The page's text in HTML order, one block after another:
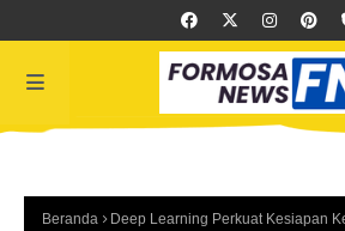
Beranda
Deep Learning Perkuat Kesiapan